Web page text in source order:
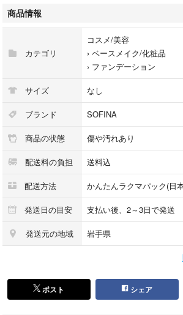
色番号は118ですが、115の外箱に入れてお届けし
#ベースメイク/化粧品
#メイクアップ
商品情報
カテゴリ
コスメ/美容
› ベースメイク/化粧品
› ファンデーション
サイズ なし
ブランド SOFINA
商品の状態 傷や汚れあり
配送料の負担 送料込
配送方法 かんたんラクマパック(日
発送日の目安 支払い後、2～3日で発送
発送元の地域 岩手県
ポスト シェア